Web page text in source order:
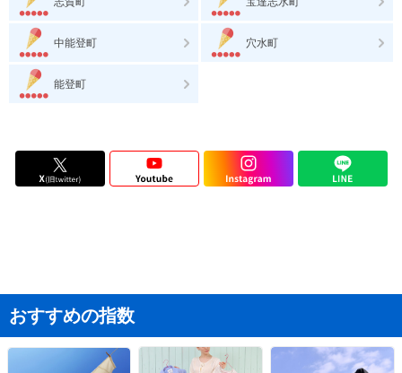
中能登町 穴水町
能登町
おすすめの指数